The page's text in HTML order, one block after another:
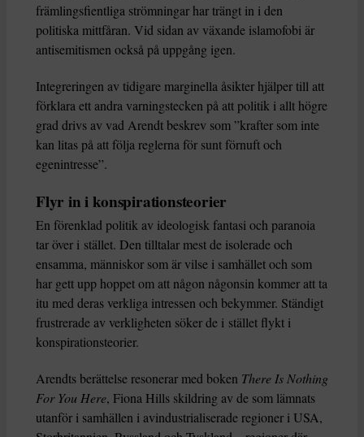
främlingsfientliga strömningar har trängt in i den
politiska mittfåran. Vid sidan av växande islamofobi är
antisemitismen också på uppgång igen.
Integreringen av tidigare marginella åsikter hjälper till att
förklara ett andra varningstecken på att politik i allt högre
grad drivs av vad Arendt beskrev som ”krafter som inte
kan litas på att följa reglerna för sunt förnuft och
egenintresse”.
Flyr in i konspirationsteorier
En förenklad politik av ideologisk fantasi och paranoia
tar över i stället. Den tilltalar mest de isolerade och
ensamma, människor som är vilse i samhället och som
har gett upp hoppet om att någon någonsin kommer att ta
itu med deras verkliga intressen och bekymmer. Ständigt
frustrerade av verkligheten söker de i stället flykt i
konspirationsteorier.
Arendts berättelse resonerar med boken There Is Nothing
For You Here, Fiona Hills skildring av de som lämnats
utanför i samhällen i avindustrialiserade regioner i USA,